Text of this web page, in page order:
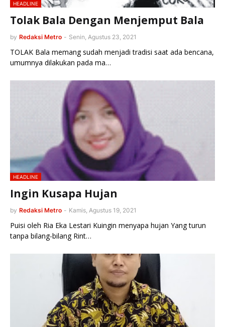
HEADLINE
Tolak Bala Dengan Menjemput Bala
by Redaksi Metro - Senin, Agustus 23, 2021
TOLAK Bala memang sudah menjadi tradisi saat ada bencana,
umumnya dilakukan pada ma…
HEADLINE
Ingin Kusapa Hujan
by Redaksi Metro - Kamis, Agustus 19, 2021
Puisi oleh Ria Eka Lestari Kuingin menyapa hujan Yang turun
tanpa bilang-bilang Rint…